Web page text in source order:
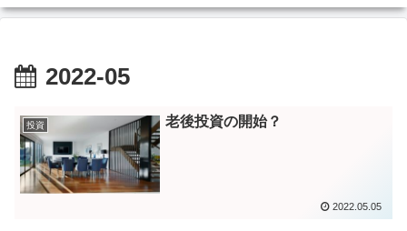
2022-05
投資 老後投資の開始？
2022.05.05